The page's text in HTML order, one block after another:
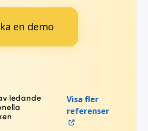
en demo
ledande
Visa fler
referenser